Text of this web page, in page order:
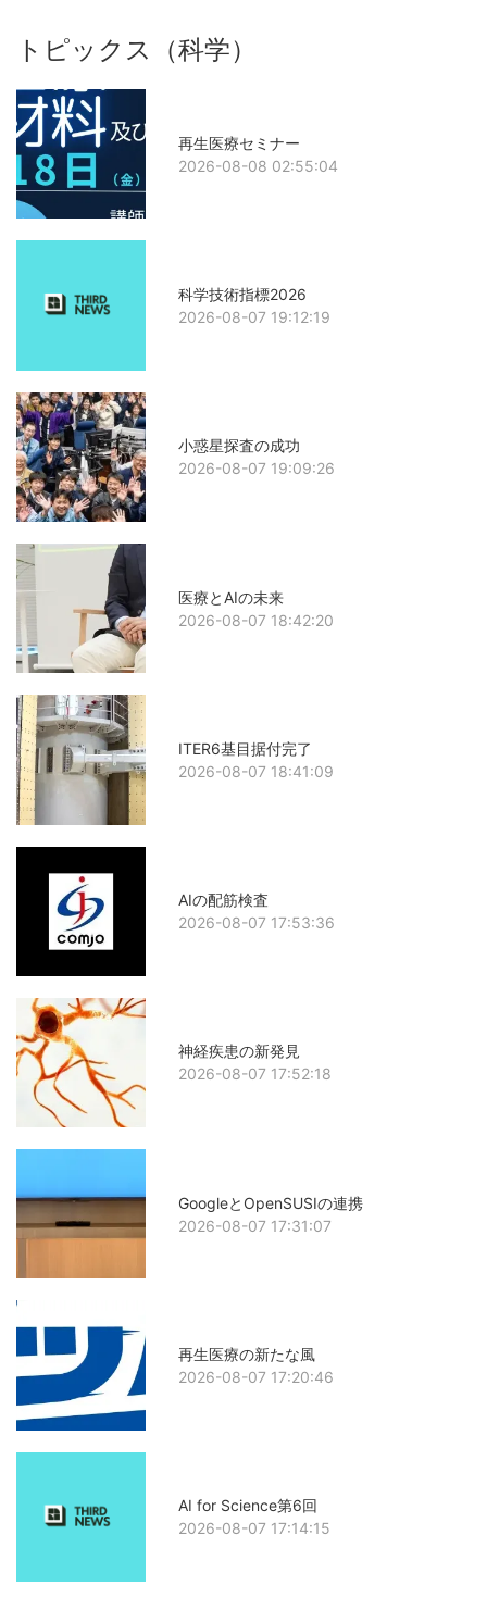
トピックス（科学）
再生医療セミナー
2026-08-08 02:55:04
科学技術指標2026
2026-08-07 19:12:19
小惑星探査の成功
2026-08-07 19:09:26
医療とAIの未来
2026-08-07 18:42:20
ITER6基目据付完了
2026-08-07 18:41:09
AIの配筋検査
2026-08-07 17:53:36
神経疾患の新発見
2026-08-07 17:52:18
GoogleとOpenSUSIの連携
2026-08-07 17:31:07
再生医療の新たな風
2026-08-07 17:20:46
AI for Science第6回
2026-08-07 17:14:15